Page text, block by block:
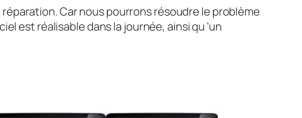
Car nous pourrons résoudre le problème
est réalisable dans la journée, ainsi qu ‘un